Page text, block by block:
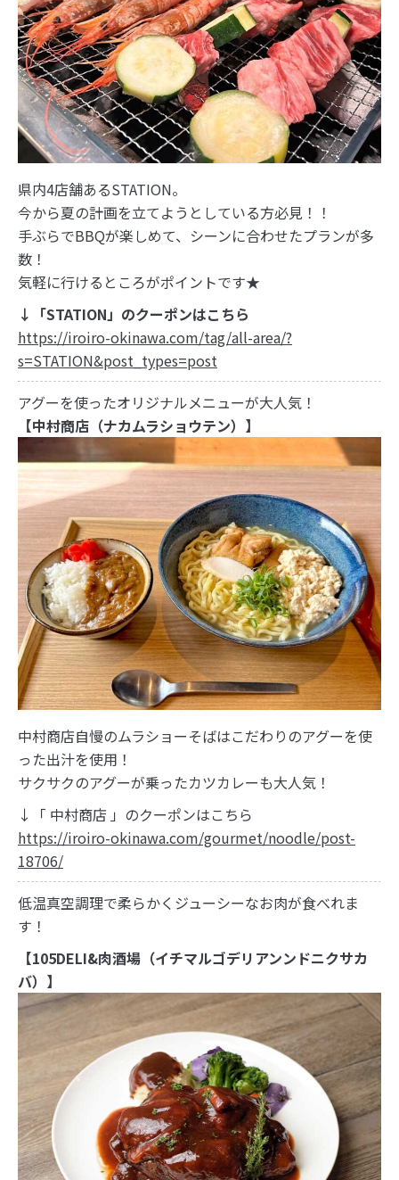
県内4店舗あるSTATION。
今から夏の計画を立てようとしている方必見！！
手ぶらでBBQが楽しめて、シーンに合わせたプランが多
数！
気軽に行けるところがポイントです★
↓「STATION」のクーポンはこちら
https://iroiro-okinawa.com/tag/all-area/?
s=STATION&post_types=post
アグーを使ったオリジナルメニューが大人気！
【中村商店（ナカムラショウテン）】
中村商店自慢のムラショーそばはこだわりのアグーを使
った出汁を使用！
サクサクのアグーが乗ったカツカレーも大人気！
↓「 中村商店 」のクーポンはこちら
https://iroiro-okinawa.com/gourmet/noodle/post-
18706/
低温真空調理で柔らかくジューシーなお肉が食べれま
す！
【105DELI&肉酒場（イチマルゴデリアンンドニクサカ
バ）】